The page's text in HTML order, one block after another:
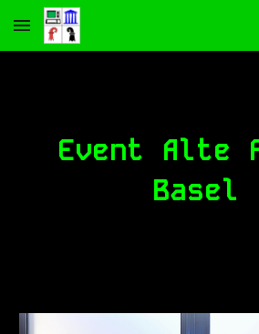
Skip to main content
Event Alte
Basel